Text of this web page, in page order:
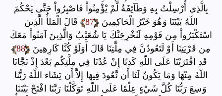
بِالَّذِي أُرْسِلْتُ بِهِ وَطَآئِفَةٌ لَّمْ يْؤْمِنُواْ فَاصْبِرُواْ حَتَّى يَحْكُمَ
اللّهُ بَيْنَنَا وَهُوَ خَيْرُ الْحَاكِمِينَ
87
قَالَ الْمَلأُ الَّذِينَ
اسْتَكْبَرُواْ مِن قَوْمِهِ لَنُخْرِجَنَّكَ يَا شُعَيْبُ وَالَّذِينَ آمَنُواْ مَعَكَ
مِن قَرْيَتِنَا أَوْ لَتَعُودُنَّ فِي مِلَّتِنَا قَالَ أَوَلَوْ كُنَّا كَارِهِينَ
88
قَدِ افْتَرَيْنَا عَلَى اللّهِ كَذِبًا إِنْ عُدْنَا فِي مِلَّتِكُم بَعْدَ إِذْ نَجَّانَا
اللّهُ مِنْهَا وَمَا يَكُونُ لَنَا أَن نَّعُودَ فِيهَا إِلاَّ أَن يَشَاء اللّهُ رَبُّنَا
وَسِعَ رَبُّنَا كُلَّ شَيْءٍ عِلْمًا عَلَى اللّهِ تَوَكَّلْنَا رَبَّنَا افْتَحْ بَيْنَنَا